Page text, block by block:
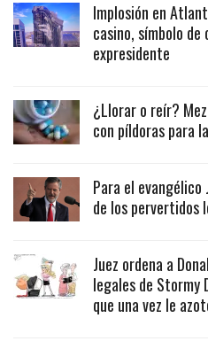
Implosión en
casino, símbolo
expresidente
¿Llorar o reír?
con píldoras para
Para el evangélico
de los pervertidos
Juez ordena a
legales de Stormy
que una vez le